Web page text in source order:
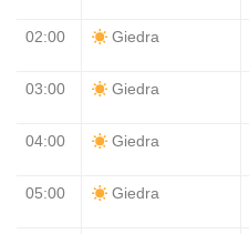
02:00 Giedra
03:00 Giedra
04:00 Giedra
05:00 Giedra